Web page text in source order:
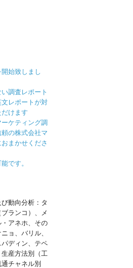
始致しまし
調査レポート
文レポートが対
けます
ケティング調
の株式会社マ
まかせくださ
です。
動向分析：タ
ランコ）、メ
アネホ、その
ョ、バリル、
ディン、テペ
産方法別（工
チャネル別